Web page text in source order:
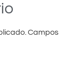
Campos